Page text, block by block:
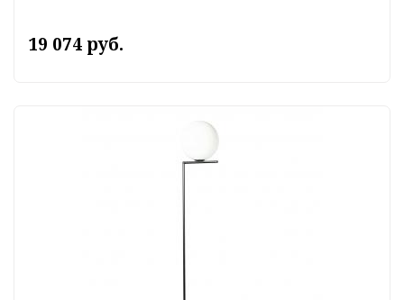
19 074 руб.